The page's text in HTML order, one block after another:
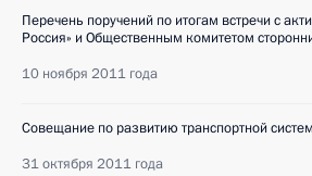
Перечень поручений по итогам встречи с
Россия» и Общественным комитетом
10 ноября 2011 года
Совещание по развитию транспортной
31 октября 2011 года